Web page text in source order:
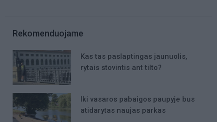
Rekomenduojame
Kas tas paslaptingas jaunuolis,
rytais stovintis ant tilto?
Iki vasaros pabaigos paupyje bus
atidarytas naujas parkas